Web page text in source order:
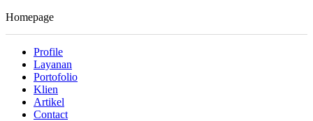
Homepage
Profile
Layanan
Portofolio
Klien
Artikel
Contact